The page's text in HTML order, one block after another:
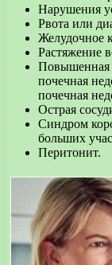
Нарушения
Рвота или
Желудочное
Растяжение
Повышенная
почечная
почечная
Острая
Синдром
больших
Перитонит.